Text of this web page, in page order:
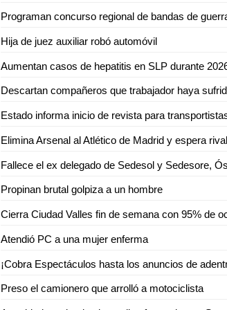
Programan concurso regional de bandas de
Hija de juez auxiliar robó automóvil
Propinan brutal golpiza a un hombre
Atendió PC a una mujer enferma
Preso el camionero que arrolló a motociclista